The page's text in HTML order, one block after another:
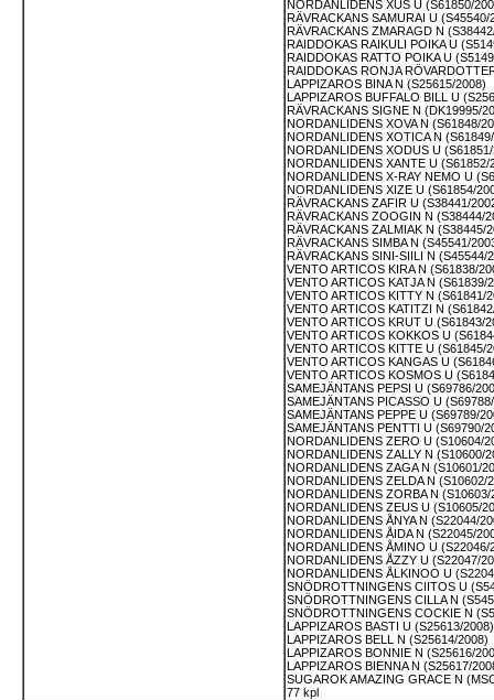
NORDANLIDENS XUS U (S61850/
RÄVRACKANS SAMURAI U (S45540/
RÄVRACKANS ZMARAGD N
RAIDDOKAS RAIKULI POIKA U
RAIDDOKAS RATTO POIKA U
RAIDDOKAS RONJA
LAPPIZAROS BINA N (S25615/2008)
LAPPIZAROS BUFFALO BILL U
RÄVRACKANS SIGNE N (DK19995/
NORDANLIDENS XOVA N (S61848/
NORDANLIDENS XOTICA N
NORDANLIDENS XODUS U
NORDANLIDENS XANTE U (S61852/
NORDANLIDENS X-RAY NEMO U
NORDANLIDENS XIZE U (S61854/
RÄVRACKANS ZAFIR U (S38441/
RÄVRACKANS ZOOGIN N (S38444/
RÄVRACKANS ZALMIAK N (S38445/
RÄVRACKANS SIMBA N (S45541/
RÄVRACKANS SINI-SIILI N (S45544/
VENTO ARTICOS KIRA N (S61838/
VENTO ARTICOS KATJA N (S61839/
VENTO ARTICOS KITTY N (S61841/
VENTO ARTICOS KATITZI N
VENTO ARTICOS KRUT U (S61843/
VENTO ARTICOS KOKKOS U
VENTO ARTICOS KITTE U (S61845/
VENTO ARTICOS KANGAS U
VENTO ARTICOS KOSMOS U
SAMEJÄNTANS PEPSI U (S69786/
SAMEJÄNTANS PICASSO U
SAMEJÄNTANS PEPPE U (S69789/
SAMEJÄNTANS PENTTI U (S69790/
NORDANLIDENS ZERO U (S10604/
NORDANLIDENS ZALLY N (S10600/
NORDANLIDENS ZAGA N (S10601/
NORDANLIDENS ZELDA N (S10602/
NORDANLIDENS ZORBA N (S10603/
NORDANLIDENS ZEUS U (S10605/
NORDANLIDENS ÅNYA N (S22044/
NORDANLIDENS ÅIDA N (S22045/
NORDANLIDENS ÅMINO U (S22046/
NORDANLIDENS ÅZZY U (S22047/
NORDANLIDENS ÅLKINOO U
SNÖDROTTNINGENS CIITOS U
SNÖDROTTNINGENS CILLA N
SNÖDROTTNINGENS COCKIE N
LAPPIZAROS BASTI U (S25613/2008)
LAPPIZAROS BELL N (S25614/2008)
LAPPIZAROS BONNIE N (S25616/
LAPPIZAROS BIENNA N (S25617/
SUGAROK AMAZING GRACE N
77 kpl